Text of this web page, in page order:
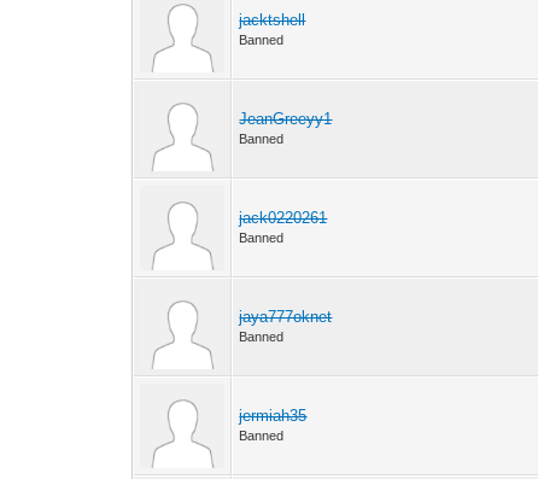
jacktshell
Banned
JeanGreeyy1
Banned
jack0220261
Banned
jaya777oknet
Banned
jermiah35
Banned